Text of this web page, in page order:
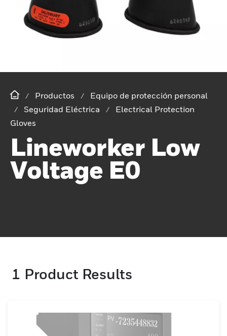
Productos
Equipo de protección personal
Seguridad Eléctrica
Electrical Protection
Gloves
Lineworker Low
Voltage E0
1 Product Results